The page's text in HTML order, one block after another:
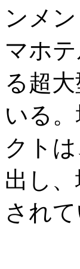
ンメ
マホ
る超
いる
クト
出し
されて